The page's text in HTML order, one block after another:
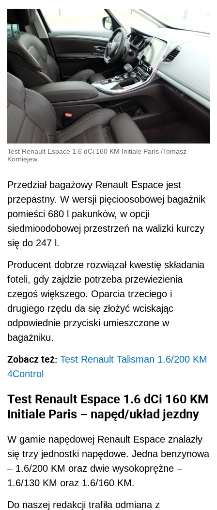
Test Renault Espace 1.6 dCi 160 KM Initiale Paris /Tomasz
Korniejew
Przedział bagażowy Renault Espace jest
przepastny. W wersji pięcioosobowej bagażnik
pomieści 680 l pakunków, w opcji
siedmioodobowej przestrzeń na walizki kurczy
się do 247 l.
Producent dobrze rozwiązał kwestię składania
foteli, gdy zajdzie potrzeba przewiezienia
czegoś większego. Oparcia trzeciego i
drugiego rzędu da się złożyć wciskając
odpowiednie przyciski umieszczone w
bagażniku.
Zobacz też: Test Renault Talisman 1.6/200 KM
4Control
Test Renault Espace 1.6 dCi 160 KM
Initiale Paris – napęd/układ jezdny
W gamie napędowej Renault Espace znalazły
się trzy jednostki napędowe. Jedna benzynowa
– 1.6/200 KM oraz dwie wysokoprężne –
1.6/130 KM oraz 1.6/160 KM.
Do naszej redakcji trafiła odmiana z